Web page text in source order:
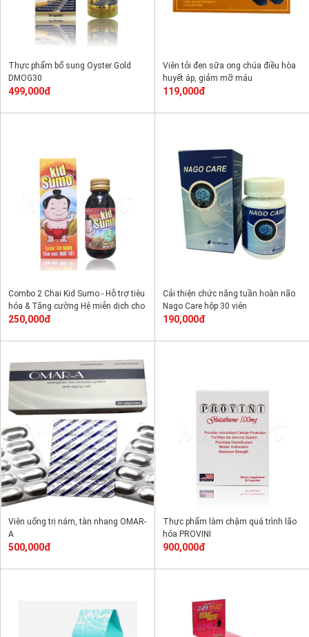
Thực phẩm bổ sung Oyster Gold
DMOG30
499,000đ
Viên tỏi đen sữa ong chúa điều hòa
huyết áp, giảm mỡ máu
119,000đ
Combo 2 Chai Kid Sumo - Hỗ trợ tiêu
hóa & Tăng cường Hệ miễn dịch cho
trẻ em
250,000đ
Cải thiện chức năng tuần hoàn não
Nago Care hộp 30 viên
190,000đ
Viên uống trị nám, tàn nhang OMAR-
A
500,000đ
Thực phẩm làm chậm quá trình lão
hóa PROVINI
900,000đ